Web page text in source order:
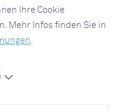
Ihre Cookie
Mehr Infos finden Sie in
.